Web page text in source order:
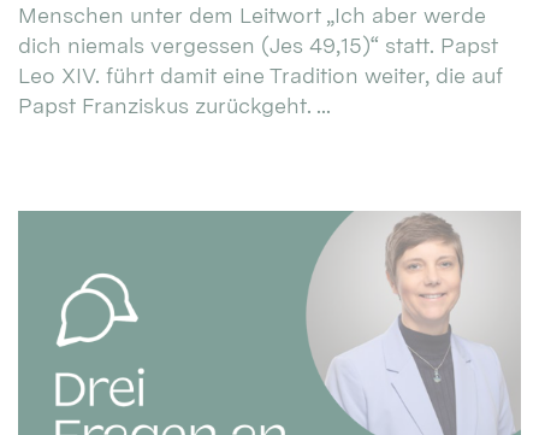
Menschen unter dem Leitwort „Ich aber werde
dich niemals vergessen (Jes 49,15)“ statt. Papst
Leo XIV. führt damit eine Tradition weiter, die auf
Papst Franziskus zurückgeht. ...